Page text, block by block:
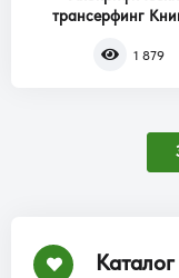
трансерфинг
1 879